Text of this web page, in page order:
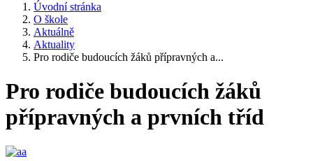
Úvodní stránka
O škole
Aktuálně
Aktuality
Pro rodiče budoucích žáků přípravných a...
Pro rodiče budoucích žáků
přípravných a prvních tříd